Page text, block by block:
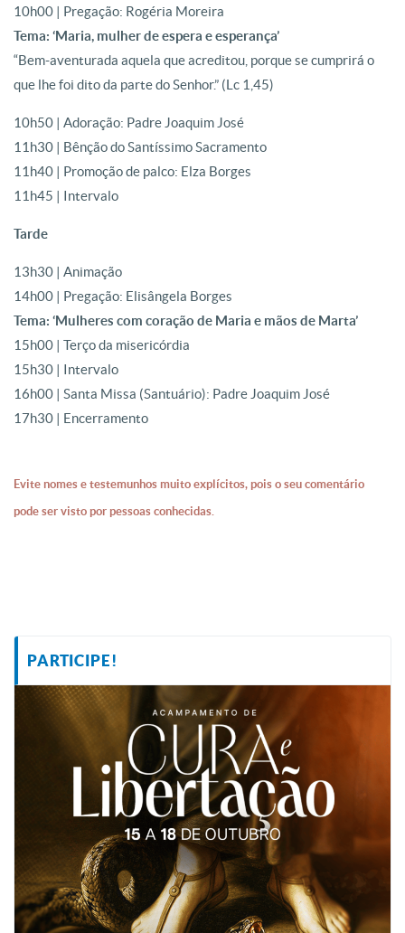
10h00 | Pregação: Rogéria Moreira
Tema: ‘Maria, mulher de espera e esperança’
“Bem-aventurada aquela que acreditou, porque se cumprirá o
que lhe foi dito da parte do Senhor.” (Lc 1,45)
10h50 | Adoração: Padre Joaquim José
11h30 | Bênção do Santíssimo Sacramento
11h40 | Promoção de palco: Elza Borges
11h45 | Intervalo
Tarde
13h30 | Animação
14h00 | Pregação: Elisângela Borges
Tema: ‘Mulheres com coração de Maria e mãos de Marta’
15h00 | Terço da misericórdia
15h30 | Intervalo
16h00 | Santa Missa (Santuário): Padre Joaquim José
17h30 | Encerramento
Evite nomes e testemunhos muito explícitos, pois o seu comentário
pode ser visto por pessoas conhecidas.
PARTICIPE!